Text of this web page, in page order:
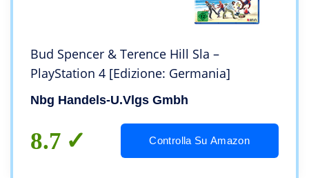
Bud Spencer & Terence Hill Sla –
PlayStation 4 [Edizione: Germania]
Nbg Handels-U.Vlgs Gmbh
8.7 Controlla Su Amazon